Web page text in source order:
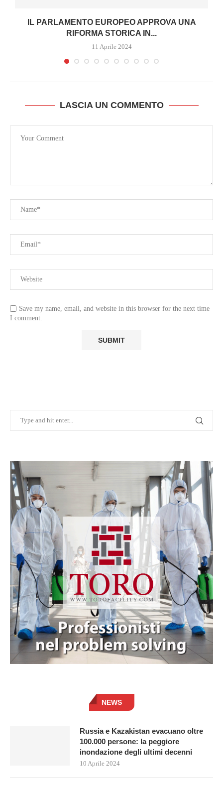
IL PARLAMENTO EUROPEO APPROVA UNA
RIFORMA STORICA IN...
11 Aprile 2024
LASCIA UN COMMENTO
Save my name, email, and website in this browser for the next time
I comment.
NEWS
Russia e Kazakistan evacuano oltre
100.000 persone: la peggiore
inondazione degli ultimi decenni
10 Aprile 2024